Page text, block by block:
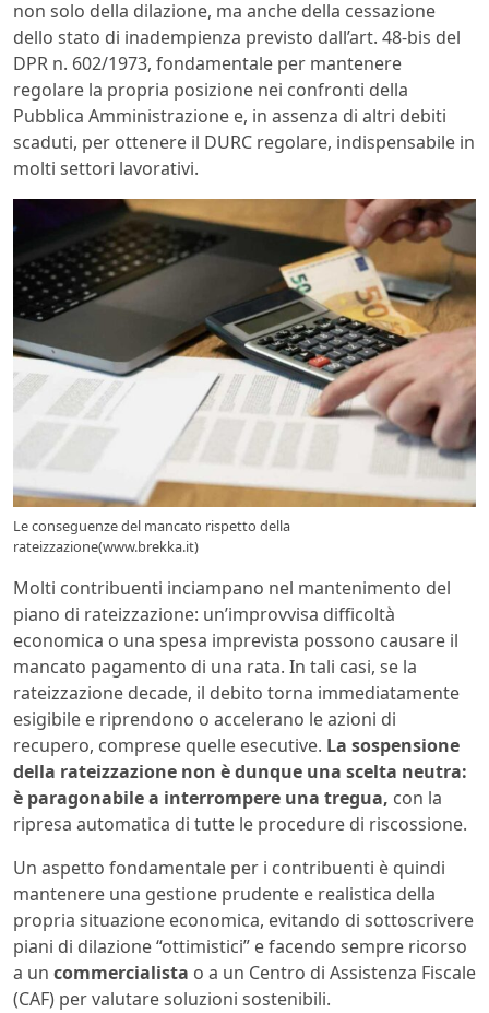
non solo della dilazione, ma anche della cessazione
dello stato di inadempienza previsto dall’art. 48-bis del
DPR n. 602/1973, fondamentale per mantenere
regolare la propria posizione nei confronti della
Pubblica Amministrazione e, in assenza di altri debiti
scaduti, per ottenere il DURC regolare, indispensabile in
molti settori lavorativi.
Le conseguenze del mancato rispetto della
rateizzazione(www.brekka.it)
Molti contribuenti inciampano nel mantenimento del
piano di rateizzazione: un’improvvisa difficoltà
economica o una spesa imprevista possono causare il
mancato pagamento di una rata. In tali casi, se la
rateizzazione decade, il debito torna immediatamente
esigibile e riprendono o accelerano le azioni di
recupero, comprese quelle esecutive. La sospensione
della rateizzazione non è dunque una scelta neutra:
è paragonabile a interrompere una tregua, con la
ripresa automatica di tutte le procedure di riscossione.
Un aspetto fondamentale per i contribuenti è quindi
mantenere una gestione prudente e realistica della
propria situazione economica, evitando di sottoscrivere
piani di dilazione “ottimistici” e facendo sempre ricorso
a un commercialista o a un Centro di Assistenza Fiscale
(CAF) per valutare soluzioni sostenibili.